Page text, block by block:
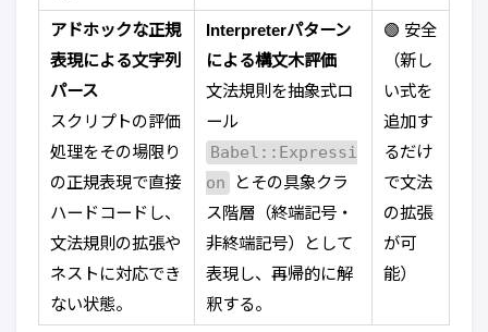
アドホックな正規
表現による文字列
パース
スクリプトの評価
処理をその場限り
の正規表現で直接
ハードコードし、
文法規則の拡張や
ネストに対応でき
ない状態。
Interpreterパターン
による構文木評価
文法規則を抽象式ロ
ール
Babel::Expressi
on
とその具象クラ
ス階層（終端記号・
非終端記号）として
表現し、再帰的に解
釈する。
🟢 安全
（新し
い式を
追加す
るだけ
で文法
の拡張
が可
能）